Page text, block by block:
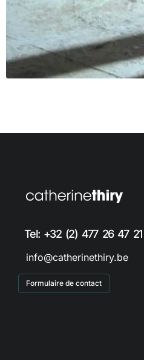
Tel: +32 (2) 477 26 47 21
info@catherinethiry.be
Formulaire de contact